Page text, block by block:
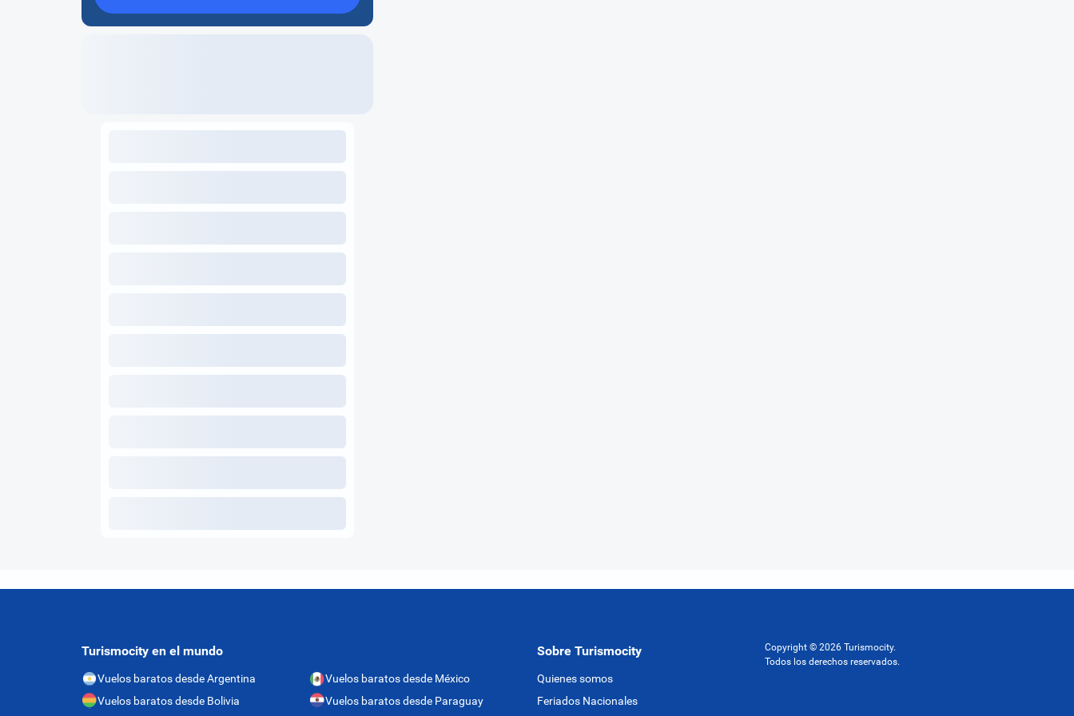
Turismocity en el mundo
Vuelos baratos desde Argentina
Vuelos baratos desde Bolivia
Vuelos baratos desde México
Vuelos baratos desde Paraguay
Sobre Turismocity
Quienes somos
Feriados Nacionales
Copyright © 2026 Turismocity.
Todos los derechos reservados.